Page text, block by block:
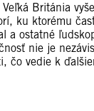
Británia
ku ktorému
a ostatné
nie je
čo vedie k